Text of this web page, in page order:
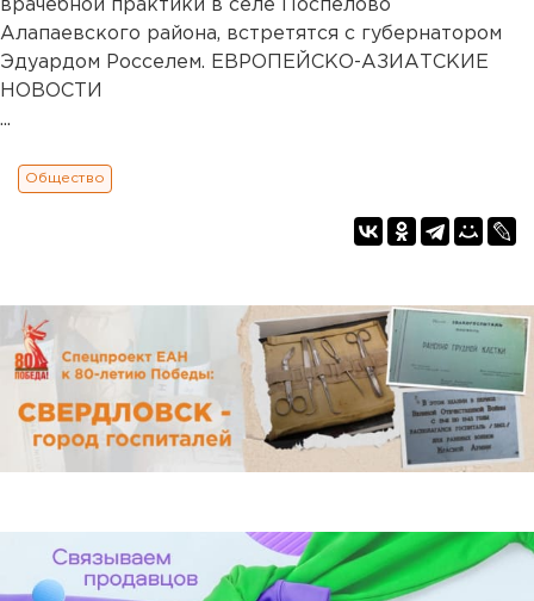
врачебной практики в селе Поспелово
Алапаевского района, встретятся с губернатором
Эдуардом Росселем. ЕВРОПЕЙСКО-АЗИАТСКИЕ
НОВОСТИ
...
Общество